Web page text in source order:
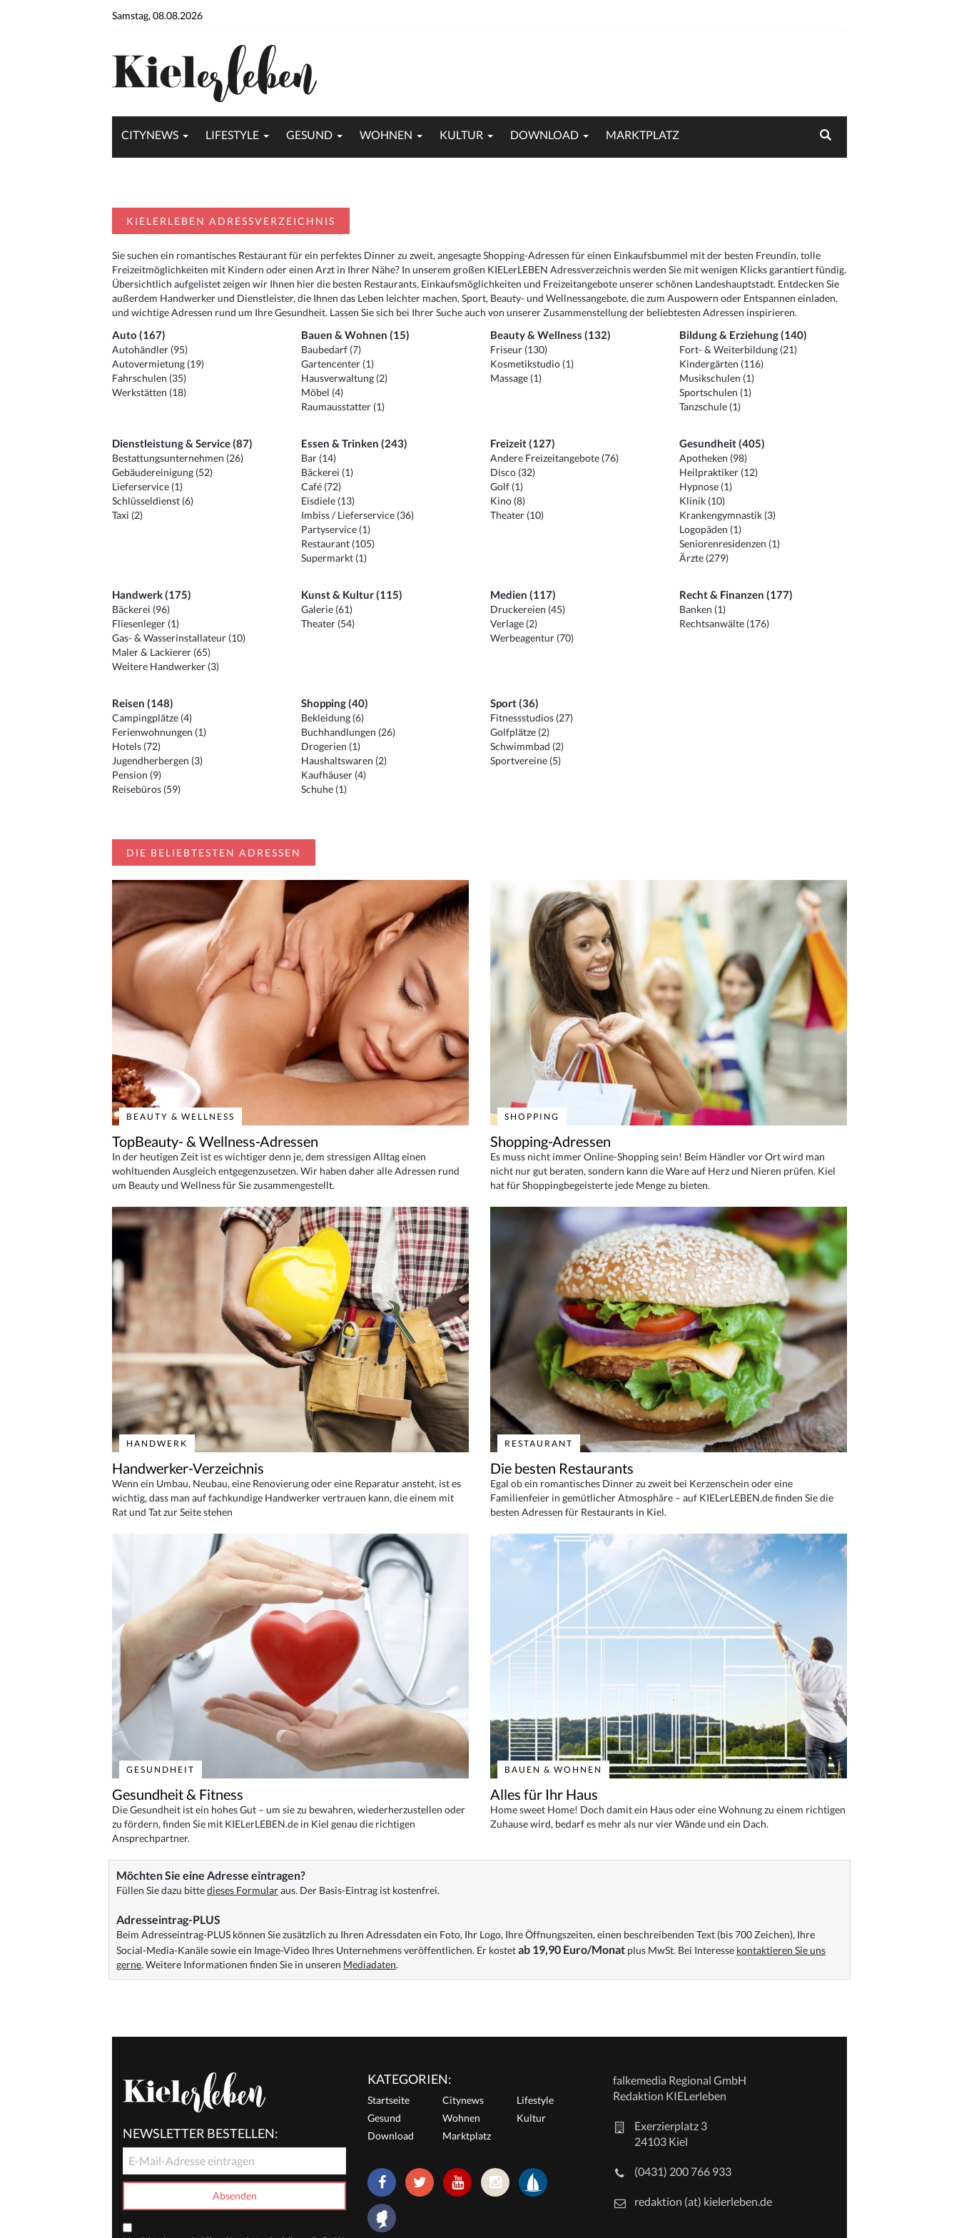
Samstag, 08.08.2026
CITYNEWS LIFESTYLE GESUND WOHNEN KULTUR DOWNLOAD MARKTPLATZ
KIELERLEBEN ADRESSVERZEICHNIS
Sie suchen ein romantisches Restaurant für ein perfektes Dinner zu zweit, angesagte Shopping-Adressen für einen Einkaufsbummel mit der besten Freundin, tolle
Freizeitmöglichkeiten mit Kindern oder einen Arzt in Ihrer Nähe? In unserem großen KIELerLEBEN Adressverzeichnis werden Sie mit wenigen Klicks garantiert fündig.
Übersichtlich aufgelistet zeigen wir Ihnen hier die besten Restaurants, Einkaufsmöglichkeiten und Freizeitangebote unserer schönen Landeshauptstadt. Entdecken Sie
außerdem Handwerker und Dienstleister, die Ihnen das Leben leichter machen, Sport, Beauty- und Wellnessangebote, die zum Auspowern oder Entspannen einladen,
und wichtige Adressen rund um Ihre Gesundheit. Lassen Sie sich bei Ihrer Suche auch von unserer Zusammenstellung der beliebtesten Adressen inspirieren.
Auto (167)
Autohändler (95)
Autovermietung (19)
Fahrschulen (35)
Werkstätten (18)
Bauen & Wohnen (15)
Baubedarf (7)
Gartencenter (1)
Hausverwaltung (2)
Möbel (4)
Raumausstatter (1)
Beauty & Wellness (132)
Friseur (130)
Kosmetikstudio (1)
Massage (1)
Bildung & Erziehung (140)
Fort- & Weiterbildung (21)
Kindergärten (116)
Musikschulen (1)
Sportschulen (1)
Tanzschule (1)
Dienstleistung & Service (87)
Bestattungsunternehmen (26)
Gebäudereinigung (52)
Lieferservice (1)
Schlüsseldienst (6)
Taxi (2)
Essen & Trinken (243)
Bar (14)
Bäckerei (1)
Café (72)
Eisdiele (13)
Imbiss / Lieferservice (36)
Partyservice (1)
Restaurant (105)
Supermarkt (1)
Freizeit (127)
Andere Freizeitangebote (76)
Disco (32)
Golf (1)
Kino (8)
Theater (10)
Gesundheit (405)
Apotheken (98)
Heilpraktiker (12)
Hypnose (1)
Klinik (10)
Krankengymnastik (3)
Logopäden (1)
Seniorenresidenzen (1)
Ärzte (279)
Handwerk (175)
Bäckerei (96)
Fliesenleger (1)
Gas- & Wasserinstallateur (10)
Maler & Lackierer (65)
Weitere Handwerker (3)
Kunst & Kultur (115)
Galerie (61)
Theater (54)
Medien (117)
Druckereien (45)
Verlage (2)
Werbeagentur (70)
Recht & Finanzen (177)
Banken (1)
Rechtsanwälte (176)
Reisen (148)
Campingplätze (4)
Ferienwohnungen (1)
Hotels (72)
Jugendherbergen (3)
Pension (9)
Reisebüros (59)
Shopping (40)
Bekleidung (6)
Buchhandlungen (26)
Drogerien (1)
Haushaltswaren (2)
Kaufhäuser (4)
Schuhe (1)
Sport (36)
Fitnessstudios (27)
Golfplätze (2)
Schwimmbad (2)
Sportvereine (5)
DIE BELIEBTESTEN ADRESSEN
BEAUTY & WELLNESS
TopBeauty- & Wellness-Adressen
In der heutigen Zeit ist es wichtiger denn je, dem stressigen Alltag einen
wohltuenden Ausgleich entgegenzusetzen. Wir haben daher alle Adressen rund
um Beauty und Wellness für Sie zusammengestellt.
SHOPPING
Shopping-Adressen
Es muss nicht immer Online-Shopping sein! Beim Händler vor Ort wird man
nicht nur gut beraten, sondern kann die Ware auf Herz und Nieren prüfen. Kiel
hat für Shoppingbegeisterte jede Menge zu bieten.
HANDWERK
Handwerker-Verzeichnis
Wenn ein Umbau, Neubau, eine Renovierung oder eine Reparatur ansteht, ist es
wichtig, dass man auf fachkundige Handwerker vertrauen kann, die einem mit
Rat und Tat zur Seite stehen
RESTAURANT
Die besten Restaurants
Egal ob ein romantisches Dinner zu zweit bei Kerzenschein oder eine
Familienfeier in gemütlicher Atmosphäre – auf KIELerLEBEN.de finden Sie die
besten Adressen für Restaurants in Kiel.
GESUNDHEIT
Gesundheit & Fitness
Die Gesundheit ist ein hohes Gut – um sie zu bewahren, wiederherzustellen oder
zu fördern, finden Sie mit KIELerLEBEN.de in Kiel genau die richtigen
Ansprechpartner.
BAUEN & WOHNEN
Alles für Ihr Haus
Home sweet Home! Doch damit ein Haus oder eine Wohnung zu einem richtigen
Zuhause wird, bedarf es mehr als nur vier Wände und ein Dach.
Möchten Sie eine Adresse eintragen?
Füllen Sie dazu bittedieses Formularaus. Der Basis-Eintrag ist kostenfrei.
Adresseintrag-PLUS
Beim Adresseintrag-PLUS können Sie zusätzlich zu Ihren Adressdaten ein Foto, Ihr Logo, Ihre Öffnungszeiten, einen beschreibenden Text (bis 700 Zeichen), Ihre
Social-Media-Kanäle sowie ein Image-Video Ihres Unternehmens veröffentlichen. Er kostetab 19,90 Euro/Monat plus MwSt. Bei Interesse kontaktieren Sie uns
gerne. Weitere Informationen finden Sie in unseren Mediadaten.
NEWSLETTER BESTELLEN:
KATEGORIEN:
Startseite Citynews
Lifestyle
Gesund
Wohnen
Kultur
Download
Marktplatz
falkemedia Regional GmbH
Redaktion KIELerleben
Exerzierplatz 3
24103 Kiel
(0431) 200 766 933
redaktion (at) kielerleben.de